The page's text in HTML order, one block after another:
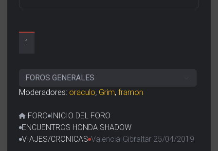
1
Moderadores: oraculo, Grim, framon
FORO INICIO DEL FORO
ENCUENTROS HONDA SHADOW
VIAJES/CRONICAS Valencia-Gibraltar 25/04/2019